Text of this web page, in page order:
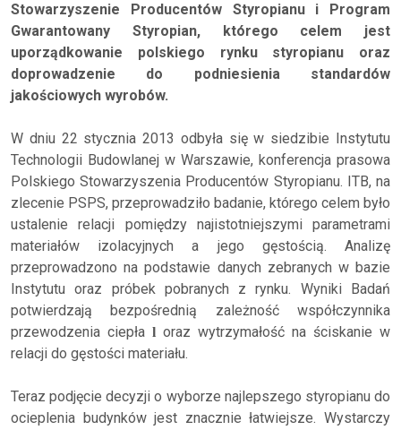
Stowarzyszenie Producentów Styropianu i Program
Gwarantowany Styropian, którego celem jest
uporządkowanie polskiego rynku styropianu oraz
doprowadzenie do podniesienia standardów
jakościowych wyrobów.
W dniu 22 stycznia 2013 odbyła się w siedzibie Instytutu
Technologii Budowlanej w Warszawie, konferencja prasowa
Polskiego Stowarzyszenia Producentów Styropianu. ITB, na
zlecenie PSPS, przeprowadziło badanie, którego celem było
ustalenie relacji pomiędzy najistotniejszymi parametrami
materiałów izolacyjnych a jego gęstością. Analizę
przeprowadzono na podstawie danych zebranych w bazie
Instytutu oraz próbek pobranych z rynku. Wyniki Badań
potwierdzają bezpośrednią zależność współczynnika
przewodzenia ciepła l oraz wytrzymałość na ściskanie w
relacji do gęstości materiału.
Teraz podjęcie decyzji o wyborze najlepszego styropianu do
ocieplenia budynków jest znacznie łatwiejsze. Wystarczy